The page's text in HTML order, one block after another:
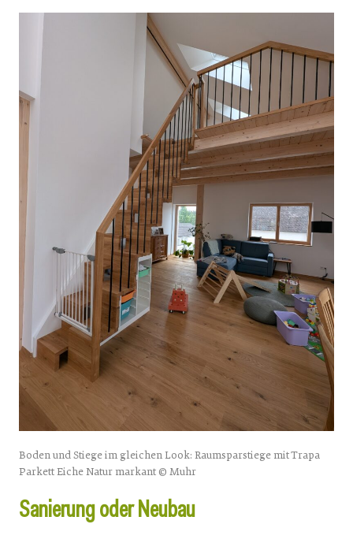
Boden und Stiege im gleichen Look: Raumsparstiege mit Trapa
Parkett Eiche Natur markant © Muhr
Sanierung oder Neubau